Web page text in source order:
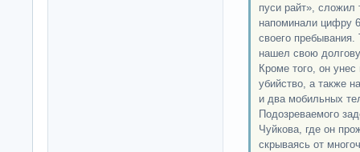
пуси райт», сложил
напоминали цифру
своего пребывания.
нашел свою
Кроме того, он
убийство, а также
и два мобильных
Подозреваемого
Чуйкова, где он
скрываясь от